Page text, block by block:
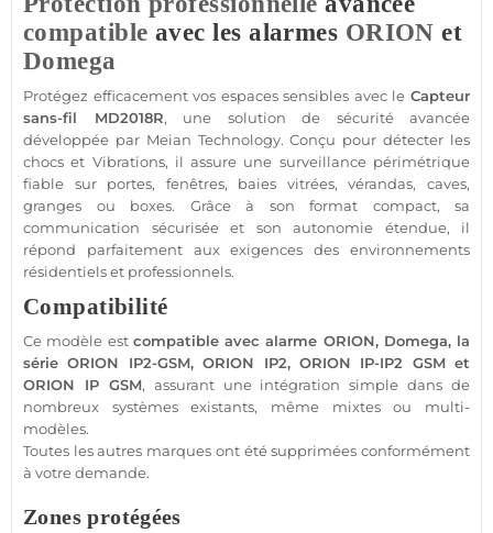
compatible avec les alarmes ORION et
Domega
Protégez efficacement vos espaces sensibles avec le Capteur
sans-fil
MD2018R, une solution de sécuritéavancée
développée par Meian Technology. Conçu pour détecter les
chocs et Vibrations, il assure une surveillancepérimétrique
fiable sur portes, fenêtres, baies vitrées, vérandas, caves,
granges ou boxes. Grâce à son format compact, sa
communication sécurisée et son autonomie étendue, il
répond parfaitement aux exigences des environnements
résidentiels et professionnels.
Compatibilité
Ce modèle est compatibleavecalarme ORION, Domega, la
sérieORION IP2-GSM,ORION IP2, ORION IP-IP2 GSMet
ORION IP GSM, assurant une intégration simple dans de
nombreux systèmes existants, même mixtes ou multi-
modèles.
Toutes les autres marques ont été supprimées conformément
à votre demande.
Zones protégées